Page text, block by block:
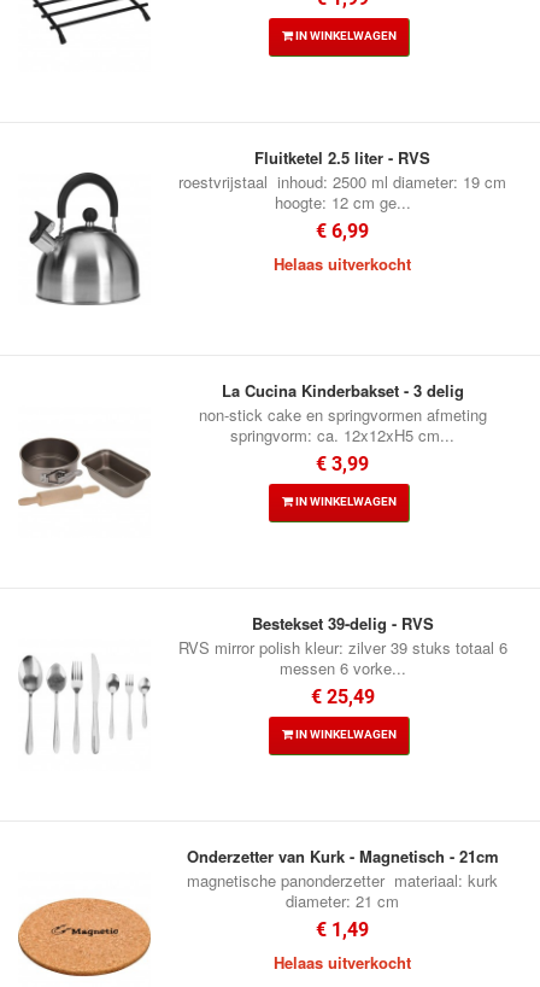
IN WINKELWAGEN
Fluitketel 2.5 liter - RVS
roestvrijstaal inhoud: 2500 ml diameter: 19 cm
hoogte: 12 cm ge...
€ 6,99
Helaas uitverkocht
La Cucina Kinderbakset - 3 delig
non-stick cake en springvormen afmeting
springvorm: ca. 12x12xH5 cm...
€ 3,99
IN WINKELWAGEN
Bestekset 39-delig - RVS
RVS mirror polish kleur: zilver 39 stuks totaal 6
messen 6 vorke...
€ 25,49
IN WINKELWAGEN
Onderzetter van Kurk - Magnetisch - 21cm
magnetische panonderzetter materiaal: kurk
diameter: 21 cm
€ 1,49
Helaas uitverkocht